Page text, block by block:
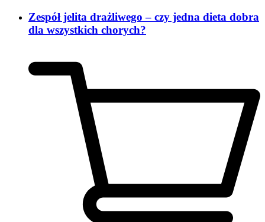
Zespół jelita drażliwego – czy jedna dieta dobra
dla wszystkich chorych?